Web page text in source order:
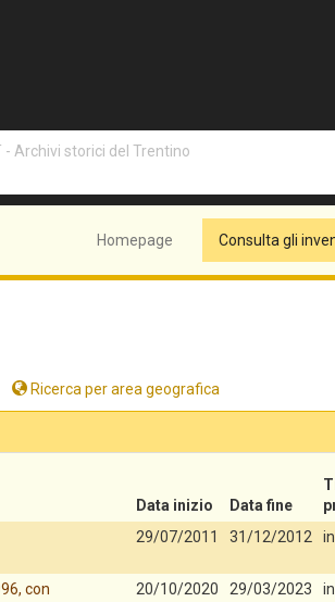
- Archivi storici del Trentino
Homepage Consulta gli
Ricerca per area geografica
Data inizio Data fine
29/07/2011 31/12/2012
con
20/10/2020 29/03/2023